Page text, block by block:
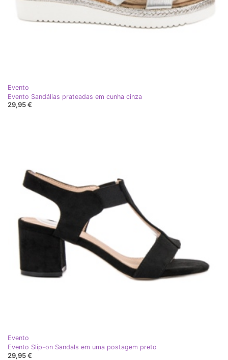
Evento
Evento Sandálias prateadas em cunha cinza
29,95 €
Evento
Evento Slip-on Sandals em uma postagem preto
29,95 €